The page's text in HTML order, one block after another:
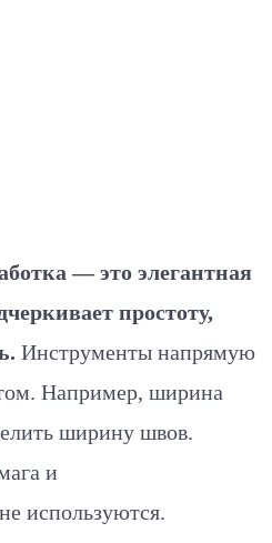
— это элегантная
простоту,
Инструменты напрямую
Например, ширина
ширину швов.
и
используются.